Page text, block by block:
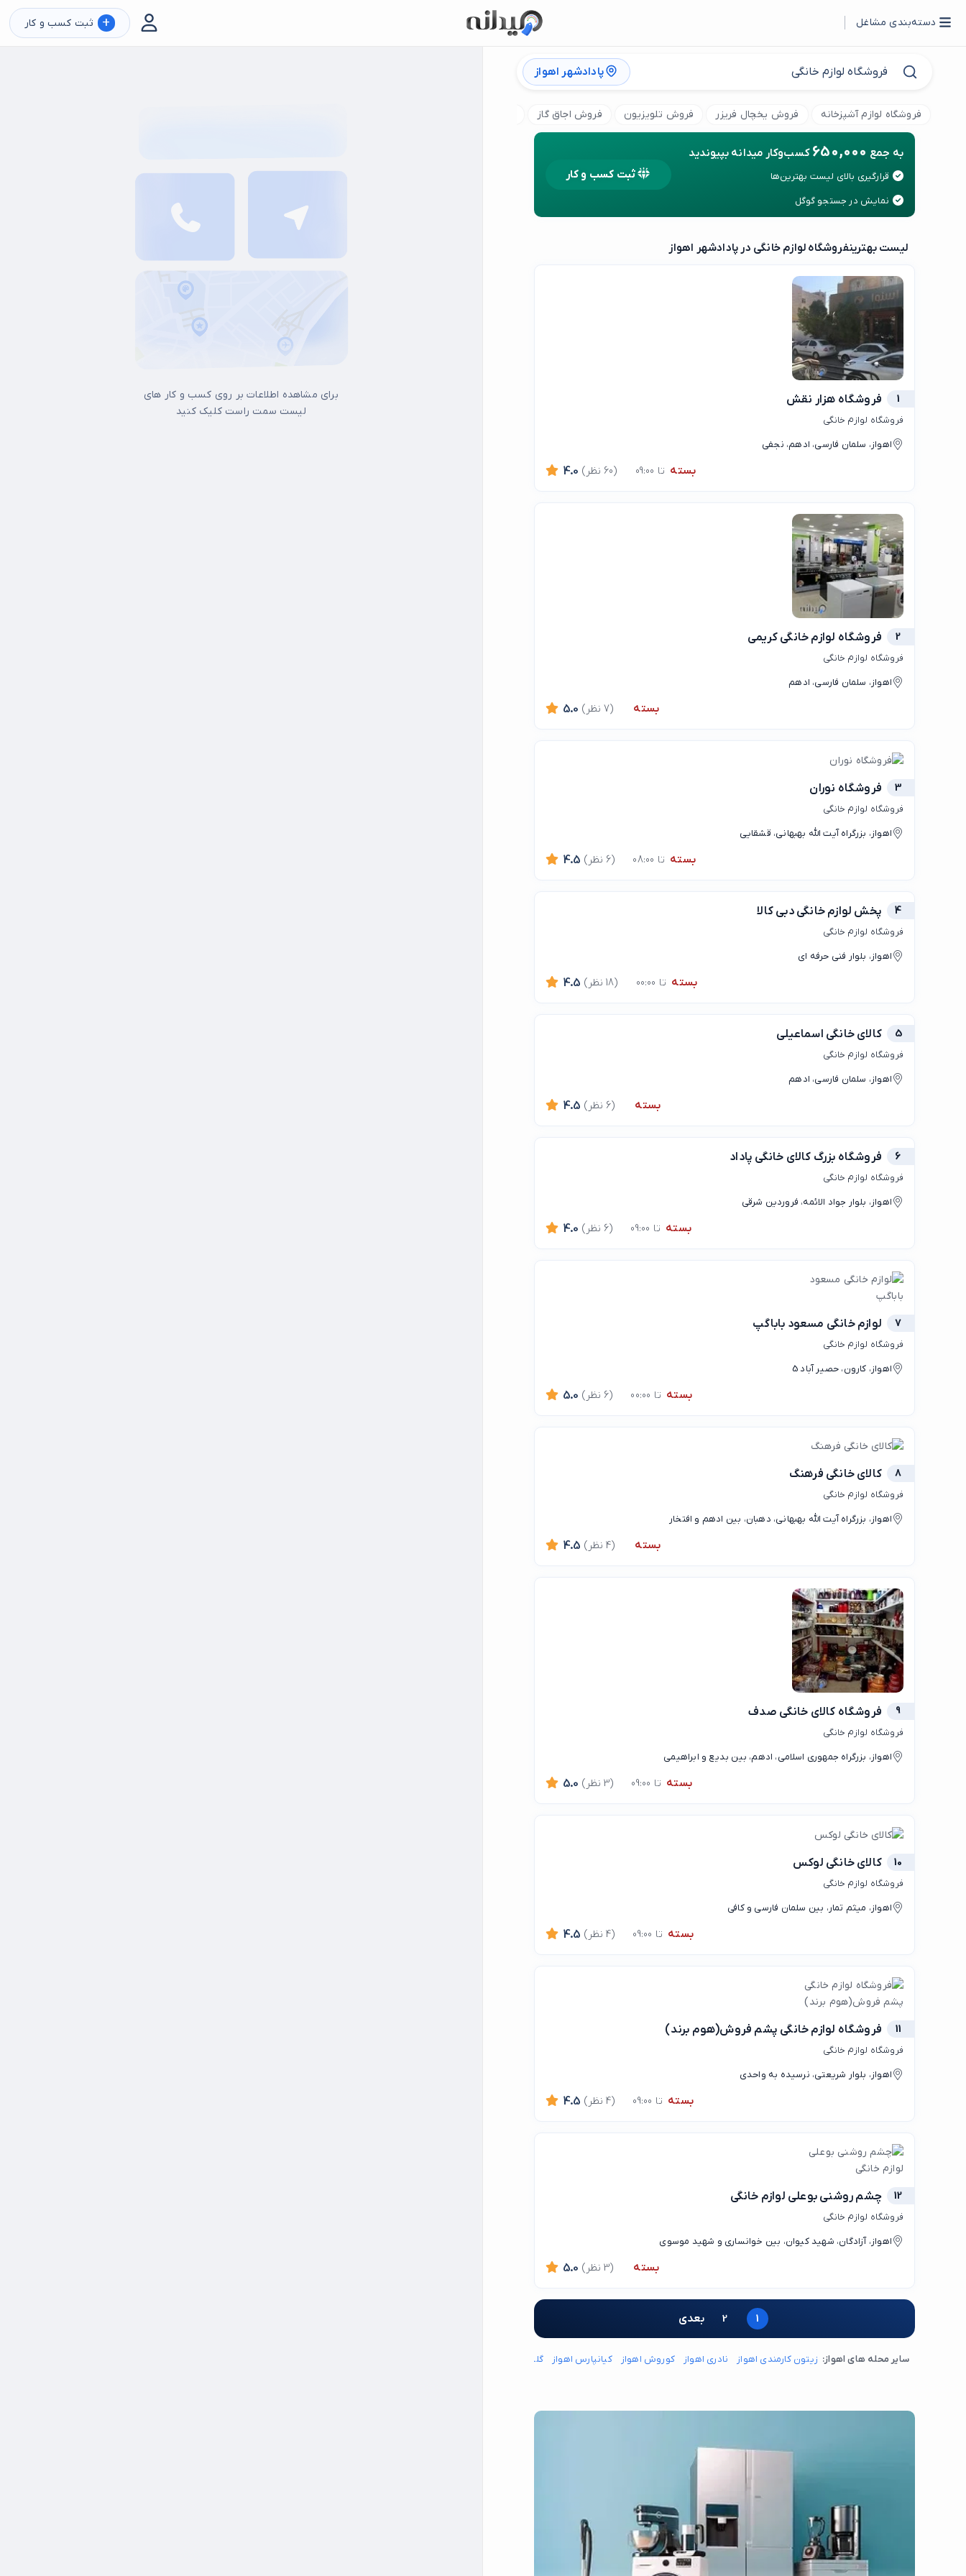
دسته‌بندی مشاغل + ثبت کسب و کار
پادادشهر اهواز
فروشگاه لوازم آشپزخانه فروش یخچال فریزر فروش تلویزیون فروش اجاق گاز
به جمع 650,000 کسب‌وکار میدانه بپیوندید
قرارگیری بالای لیست بهترین‌ها
نمایش در جستجو گوگل
ثبت کسب و کار
لیست بهترینفروشگاه لوازم خانگی در پادادشهر اهواز
1 فروشگاه هزار نقش
فروشگاه لوازم خانگی
اهواز، سلمان فارسی، ادهم، نجفی
بسته تا 09:00 4.0 (60 نظر)
2 فروشگاه لوازم خانگی کریمی
فروشگاه لوازم خانگی
اهواز، سلمان فارسی، ادهم
بسته 5.0 (7 نظر)
3 فروشگاه نوران
فروشگاه لوازم خانگی
اهواز، بزرگراه آیت الله بهبهانی، قشقایی
بسته تا 08:00 4.5 (6 نظر)
4 پخش لوازم خانگی دبی کالا
فروشگاه لوازم خانگی
اهواز، بلوار فنی حرفه ای
بسته تا 00:00 4.5 (18 نظر)
5 کالای خانگی اسماعیلی
فروشگاه لوازم خانگی
اهواز، سلمان فارسی، ادهم
بسته 4.5 (6 نظر)
6 فروشگاه بزرگ کالای خانگی پاداد
فروشگاه لوازم خانگی
اهواز، بلوار جواد الائمه، فروردین شرقی
بسته تا 09:00 4.0 (6 نظر)
7 لوازم خانگی مسعود باباگپ
فروشگاه لوازم خانگی
اهواز، کارون، حصیر آباد 5
بسته تا 00:00 5.0 (6 نظر)
8 کالای خانگی فرهنگ
فروشگاه لوازم خانگی
اهواز، بزرگراه آیت الله بهبهانی، دهبان، بین ادهم و افتخار
بسته 4.5 (4 نظر)
9 فروشگاه کالای خانگی صدف
فروشگاه لوازم خانگی
اهواز، بزرگراه جمهوری اسلامی، ادهم، بین بدیع و ابراهیمی
بسته تا 09:00 5.0 (3 نظر)
10 کالای خانگی لوکس
فروشگاه لوازم خانگی
اهواز، میثم تمار، بین سلمان فارسی و کافی
بسته تا 09:00 4.5 (4 نظر)
11 فروشگاه لوازم خانگی پشم فروش(هوم برند)
فروشگاه لوازم خانگی
اهواز، بلوار شریعتی، نرسیده به واحدی
بسته تا 09:00 4.5 (4 نظر)
12 چشم روشنی بوعلی لوازم خانگی
فروشگاه لوازم خانگی
اهواز، آزادگان، شهید کیوان، بین خوانساری و شهید موسوی
بسته 5.0 (3 نظر)
1
2 بعدی
سایر محله های اهواز: زیتون کارمندی اهواز نادری اهواز کوروش اهواز کیانپارس اهواز گلستان اهواز
برای مشاهده اطلاعات بر روی کسب و کار های
لیست سمت راست کلیک کنید